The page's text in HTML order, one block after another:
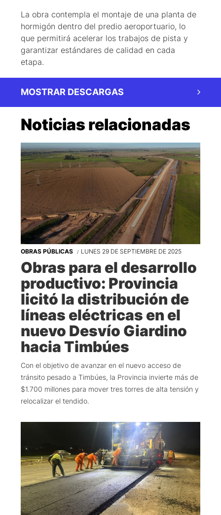
La obra contempla el montaje de una planta de
hormigón dentro del predio aeroportuario, lo
que permitirá acelerar los trabajos de pista y
garantizar estándares de calidad en cada
etapa.
MOSTRAR DESCARGAS
Noticias relacionadas
OBRAS PÚBLICAS LUNES 29 DE SEPTIEMBRE DE 2025
Obras para el desarrollo
productivo: Provincia
licitó la distribución de
líneas eléctricas en el
nuevo Desvío Giardino
hacia Timbúes
Con el objetivo de avanzar en el nuevo acceso de
tránsito pesado a Timbúes, la Provincia invierte más de
$1.700 millones para mover tres torres de alta tensión y
relocalizar el tendido.